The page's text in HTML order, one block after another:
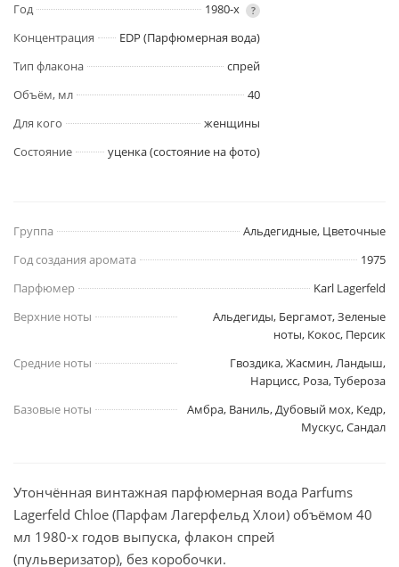
Год 1980-х ?
Концентрация
EDP (Парфюмерная вода)
Тип флакона
спрей
Объём, мл
40
Для кого
женщины
Состояние
уценка (состояние на фото)
Группа
Альдегидные, Цветочные
Год создания аромата
1975
Парфюмер
Karl Lagerfeld
Верхние ноты
Альдегиды, Бергамот, Зеленые
ноты, Кокос, Персик
Средние ноты
Гвоздика, Жасмин, Ландыш,
Нарцисс, Роза, Тубероза
Базовые ноты
Амбра, Ваниль, Дубовый мох, Кедр,
Мускус, Сандал
Утончённая винтажная парфюмерная вода Parfums
Lagerfeld Chloe (Парфам Лагерфельд Хлои) объёмом 40
мл 1980-х годов выпуска, флакон спрей
(пульверизатор), без коробочки.